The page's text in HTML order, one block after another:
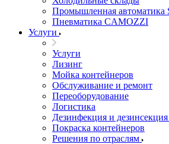
Промышленная автоматика
Пневматика CAMOZZI
Услуги
Услуги
Лизинг
Мойка контейнеров
Обслуживание и ремонт
Переоборудование
Логистика
Дезинфекция и
Покраска контейнеров
Решения по отраслям